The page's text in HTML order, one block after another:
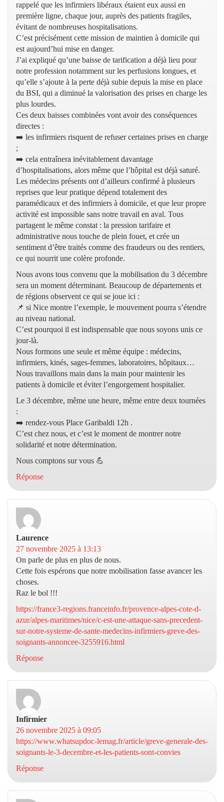
rappelé que les infirmiers libéraux étaient eux aussi en
première ligne, chaque jour, auprès des patients fragiles,
évitant de nombreuses hospitalisations.
C’est précisément cette mission de maintien à domicile qui
est aujourd’hui mise en danger.
J’ai expliqué qu’une baisse de tarification a déjà lieu pour
notre profession notamment sur les perfusions longues, et
qu’elle s’ajoute à la perte déjà subie depuis la mise en place
du BSI, qui a diminué la valorisation des prises en charge les
plus lourdes.
Ces deux baisses combinées vont avoir des conséquences
directes :
➡️ les infirmiers risquent de refuser certaines prises en charge
;
➡️ cela entraînera inévitablement davantage
d’hospitalisations, alors même que l’hôpital est déjà saturé.
Les médecins présents ont d’ailleurs confirmé à plusieurs
reprises que leur pratique dépend totalement des
paramédicaux et des infirmiers à domicile, et que leur propre
activité est impossible sans notre travail en aval. Tous
partagent le même constat : la pression tarifaire et
administrative nous touche de plein fouet, et crée un
sentiment d’être traités comme des fraudeurs ou des rentiers,
ce qui nourrit une colère profonde.
Nous avons tous convenu que la mobilisation du 3 décembre
sera un moment déterminant. Beaucoup de départements et
de régions observent ce qui se joue ici :
📌 si Nice montre l’exemple, le mouvement pourra s’étendre
au niveau national.
C’est pourquoi il est indispensable que nous soyons unis ce
jour-là.
Nous formons une seule et même équipe : médecins,
infirmiers, kinés, sages-femmes, laboratoires, hôpitaux…
Nous travaillons main dans la main pour maintenir les
patients à domicile et éviter l’engorgement hospitalier.
Le 3 décembre, même une heure, même entre deux tournées
:
➡️ rendez-vous Place Garibaldi 12h .
C’est chez nous, et c’est le moment de montrer notre
solidarité et notre détermination.
Nous comptons sur vous 💪
Réponse
Laurence
27 novembre 2025 à 13:13
On parle de plus en plus de nous.
Cette fois espérons que notre mobilisation fasse avancer les
choses.
Raz le bol !!!
https://france3-regions.franceinfo.fr/provence-alpes-cote-d-
azur/alpes-maritimes/nice/c-est-une-attaque-sans-precedent-
sur-notre-systeme-de-sante-medecins-infirmiers-greve-des-
soignants-annoncee-3255916.html
Réponse
Infirmier
26 novembre 2025 à 09:05
https://www.whatsupdoc-lemag.fr/article/greve-generale-des-
soignants-le-3-decembre-et-les-patients-sont-convies
Réponse